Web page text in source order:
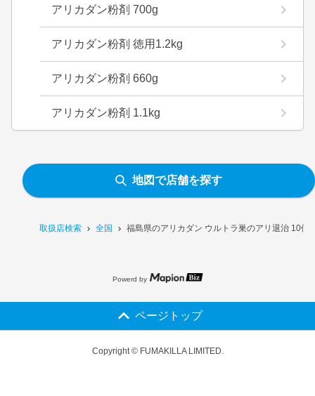
取扱店検索 全国 福島県のアリカダン ウルトラ巣のアリ退治 10個
アリカダン粉剤 700g
アリカダン粉剤 徳用1.2kg
アリカダン粉剤 660g
アリカダン粉剤 1.1kg
地図で店舗を探す
Powerd by
ページトップ
Copyright © FUMAKILLA LIMITED.